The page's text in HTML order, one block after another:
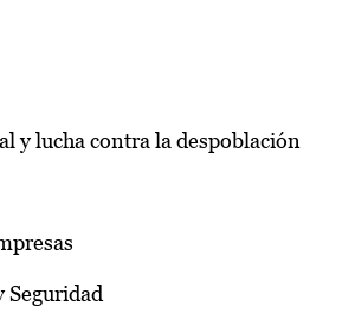
y lucha contra la despoblación
Seguridad